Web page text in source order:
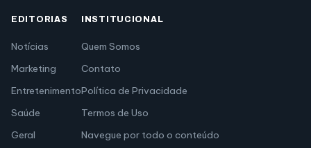
EDITORIAS
Notícias
Marketing
Entretenimento
Saúde
Geral
INSTITUCIONAL
Quem Somos
Contato
Política de Privacidade
Termos de Uso
Navegue por todo o conteúdo